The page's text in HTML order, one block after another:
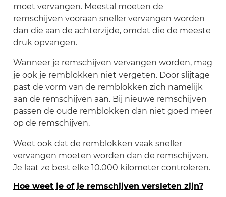
moet vervangen. Meestal moeten de
remschijven vooraan sneller vervangen worden
dan die aan de achterzijde, omdat die de meeste
druk opvangen.
Wanneer je remschijven vervangen worden, mag
je ook je remblokken niet vergeten. Door slijtage
past de vorm van de remblokken zich namelijk
aan de remschijven aan. Bij nieuwe remschijven
passen de oude remblokken dan niet goed meer
op de remschijven.
Weet ook dat de remblokken vaak sneller
vervangen moeten worden dan de remschijven.
Je laat ze best elke 10.000 kilometer controleren.
Hoe weet je of je remschijven versleten zijn?